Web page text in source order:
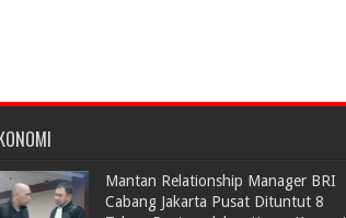
Mantan Relationship Manager BRI
Cabang Jakarta Pusat Dituntut 8